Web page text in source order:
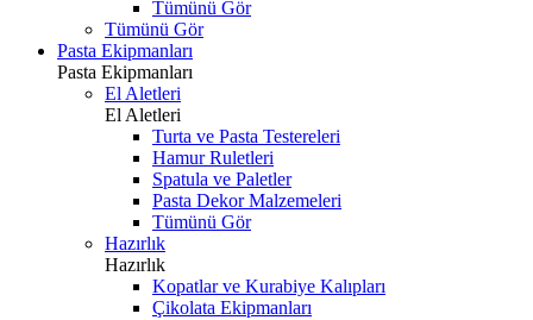
Tümünü Gör
Tümünü Gör
Pasta Ekipmanları
Pasta Ekipmanları
El Aletleri
El Aletleri
Turta ve Pasta Testereleri
Hamur Ruletleri
Spatula ve Paletler
Pasta Dekor Malzemeleri
Tümünü Gör
Hazırlık
Hazırlık
Kopatlar ve Kurabiye Kalıpları
Çikolata Ekipmanları